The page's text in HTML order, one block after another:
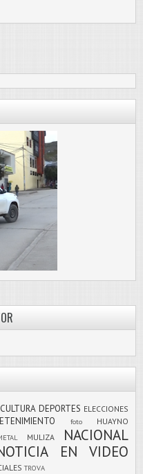
CULTURA DEPORTES ELECCIONES
foto HUAYNO
MULIZA
NACIONAL
EN VIDEO
TROVA